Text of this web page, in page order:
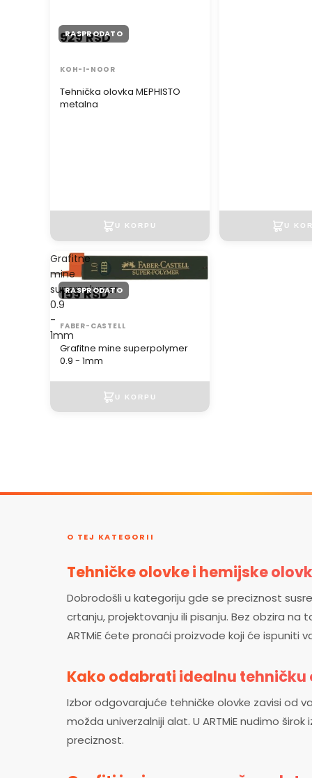
RASPRODATO
Tehnička olovka MEPHISTO
metalna
929 RSD
KOH-I-NOOR
Grafitne
mine
superpolymer
0.9
-
1mm
RASPRODATO
Grafitne mine superpolymer
0.9 - 1mm
159 RSD
FABER-CASTELL
O TEJ KATEGORII
Tehničke olovke i hemijske
Dobrodošli u kategoriju gde se preciznost
crtanju, projektovanju ili pisanju. Bez obzira
ARTMiE ćete pronaći proizvode koji će ispuniti
Kako odabrati idealnu tehničku
Izbor odgovarajuće tehničke olovke zavisi od
možda univerzalniji alat. U ARTMiE nudimo
preciznost.